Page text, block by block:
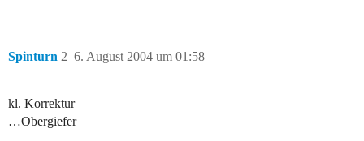
Spinturn 6. August 2004 um 01:58
2
kl. Korrektur
…Obergiefer